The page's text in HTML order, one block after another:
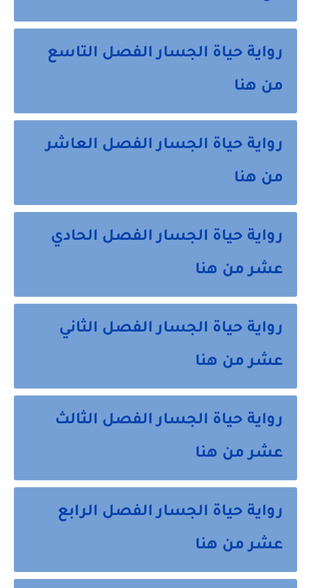
رواية حياة الجسار الفصل التاسع
من هنا
رواية حياة الجسار الفصل العاشر
من هنا
رواية حياة الجسار الفصل الحادي
عشر من هنا
رواية حياة الجسار الفصل الثاني
عشر من هنا
رواية حياة الجسار الفصل الثالث
عشر من هنا
رواية حياة الجسار الفصل الرابع
عشر من هنا